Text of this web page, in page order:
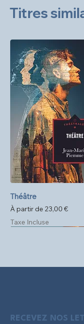
Titres
Théâtre
À partir de 23,00 €
Prix promotionnel
Taxe Incluse
RECEVEZ NOS